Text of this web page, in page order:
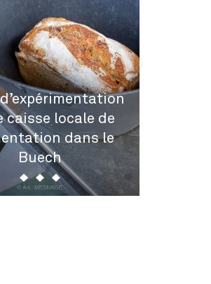
caisse locale de
dans le
Buech